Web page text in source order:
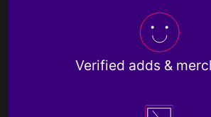
Verified adds &